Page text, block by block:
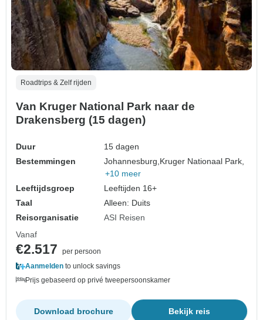
Roadtrips & Zelf rijden
Van Kruger National Park naar de
Drakensberg (15 dagen)
Duur
15 dagen
Bestemmingen
Johannesburg, Kruger Nationaal Park,
+10 meer
Leeftijdsgroep
Leeftijden 16+
Taal
Alleen: Duits
Reisorganisatie
ASI Reisen
Vanaf
€2.517
per persoon
Aanmelden to unlock savings
Prijs gebaseerd op privé tweepersoonskamer
Bekijk reis
Download brochure